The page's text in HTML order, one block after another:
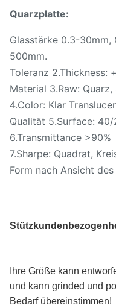
Quarzplatte:
Glasstärke 0.3-30mm,
500mm.
Toleranz 2.Thickness:
Material 3.Raw:
4.Color: Klar
Qualität 5.Surface:
6.Transmittance >90%
7.Sharpe: Quadrat,
Form nach Ansicht
Ihre Größe kann
und kann grinded und
Bedarf übereinstimmen!